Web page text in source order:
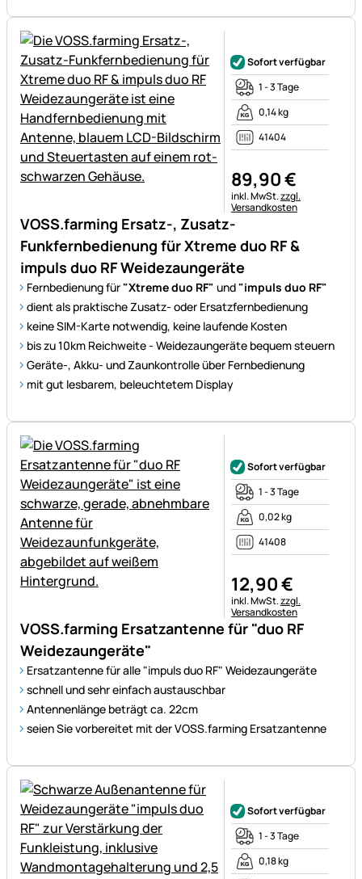
VOSS.farming Ersatz-, Zusatz-
Funkfernbedienung für Xtreme duo RF &
impuls duo RF Weidezaungeräte
Fernbedienung für"Xtreme duo RF" und"impuls duo RF"
dient als praktische Zusatz- oder Ersatzfernbedienung
keine SIM-Karte notwendig, keine laufende Kosten
bis zu 10km Reichweite - Weidezaungeräte bequem steuern
Geräte-, Akku- und Zaunkontrolle über Fernbedienung
mit gut lesbarem, beleuchtetem Display
Sofort verfügbar
1 - 3 Tage
0,14 kg
41404
89,90€
Steuerhinweis:
inkl. MwSt.zzgl.
Versandkosten
VOSS.farming Ersatzantenne für "duo RF
Weidezaungeräte"
Ersatzantenne für alle "impuls duo RF" Weidezaungeräte
schnell und sehr einfach austauschbar
Antennenlänge beträgt ca. 22cm
seien Sie vorbereitet mit der VOSS.farming Ersatzantenne
Sofort verfügbar
1 - 3 Tage
0,02 kg
41408
12,90€
Steuerhinweis:
inkl. MwSt.zzgl.
Versandkosten
Sofort verfügbar
1 - 3 Tage
0,18 kg